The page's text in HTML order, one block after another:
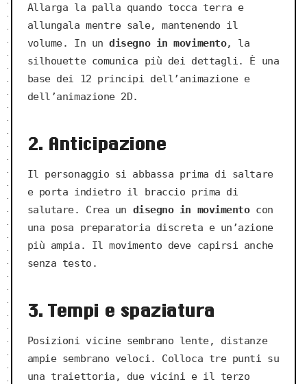
Allarga la palla quando tocca terra e
allungala mentre sale, mantenendo il
volume. In undisegno in movimento, la
silhouette comunica più dei dettagli. È una
base dei 12 principi dell’animazione e
dell’animazione 2D.
2. Anticipazione
Il personaggio si abbassa prima di saltare
e porta indietro il braccio prima di
salutare. Crea un disegno in movimentocon
una posa preparatoria discreta e un’azione
più ampia. Il movimento deve capirsi anche
senza testo.
3. Tempi e spaziatura
Posizioni vicine sembrano lente, distanze
ampie sembrano veloci. Colloca tre punti su
una traiettoria, due vicini e il terzo